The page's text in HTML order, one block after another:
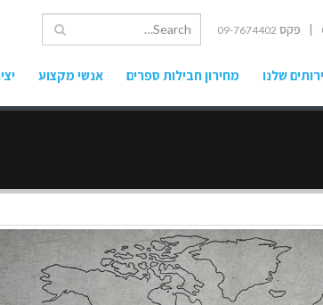
| פקס 09-7674402
שלנו מחירון חבילות ספרים אנשי מקצוע